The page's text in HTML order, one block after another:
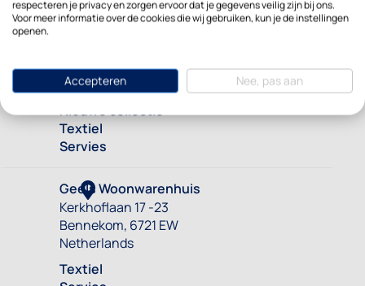
respecteren je privacy en zorgen ervoor dat je gegevens veilig zijn bij ons.
Voor meer informatie over de cookies die wij gebruiken, kun je de instellingen
openen.
Accepteren Nee, pas aan